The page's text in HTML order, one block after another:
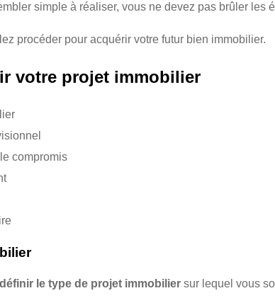
simple à réaliser, vous ne devez pas brûler les
procéder pour acquérir votre futur bien immobilier.
votre projet immobilier
compromis
le type de projet immobilier sur lequel vous